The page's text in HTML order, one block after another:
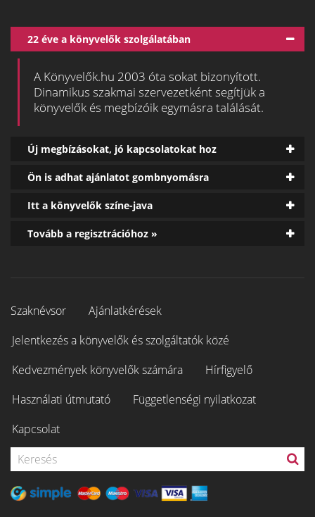
22 éve a könyvelők szolgálatában
A Könyvelők.hu 2003 óta sokat bizonyított.
Dinamikus szakmai szervezetként segítjük a
könyvelők és megbízóik egymásra találását.
Új megbízásokat, jó kapcsolatokat hoz
Ön is adhat ajánlatot gombnyomásra
Itt a könyvelők színe-java
Tovább a regisztrációhoz »
Szaknévsor
Ajánlatkérések
Jelentkezés a könyvelők és szolgáltatók közé
Kedvezmények könyvelők számára
Hírfigyelő
Használati útmutató
Függetlenségi nyilatkozat
Kapcsolat